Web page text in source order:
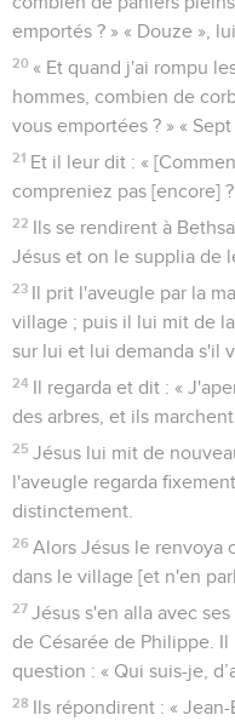
emportés ? » « Douze »,
20 « Et quand j'ai rompu
hommes, combien de
vous emportées ? » «
21 Et il leur dit : «
compreniez pas [encore] ?
22 Ils se rendirent à
Jésus et on le supplia de
23 Il prit l'aveugle par la
village ; puis il lui mit de
sur lui et lui demanda s'il
24 Il regarda et dit : «
des arbres, et ils
25 Jésus lui mit de
l'aveugle regarda
distinctement.
26 Alors Jésus le renvoya
dans le village [et n'en
27 Jésus s'en alla avec
de Césarée de Philippe.
question : « Qui suis-je,
28 Ils répondirent : « Jean-